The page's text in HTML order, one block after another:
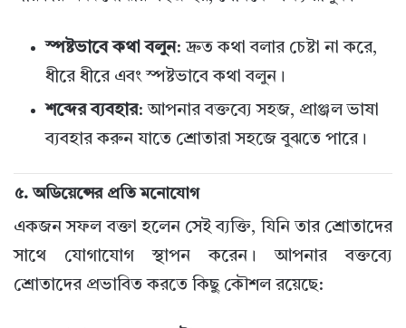
স্পষ্টভাবে কথা বলুন: দ্রুত কথা বলার চেষ্টা না করে,
ধীরে ধীরে এবং স্পষ্টভাবে কথা বলুন।
শব্দের ব্যবহার: আপনার বক্তব্যে সহজ, প্রাঞ্জল ভাষা
ব্যবহার করুন যাতে শ্রোতারা সহজে বুঝতে পারে।
৫.অডিয়েন্সের প্রতি মনোযোগ
একজন সফল বক্তা হলেন সেই ব্যক্তি, যিনি তার শ্রোতাদের
সাথে যোগাযোগ স্থাপন করেন। আপনার বক্তব্যে
শ্রোতাদের প্রভাবিত করতে কিছু কৌশল রয়েছে: